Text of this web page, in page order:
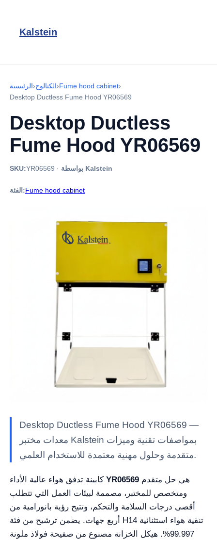
Kalstein
الرئيسية›الكتالوج›Fume hood cabinet›
Desktop Ductless Fume Hood YR06569
Desktop Ductless
Fume Hood YR06569
SKU:YR06569 · بواسطة Kalstein
الفئة:Fume hood cabinet
Desktop Ductless Fume Hood YR06569 —
معدات مختبر Kalstein بمواصفات تقنية وميزات
متقدمة وحلول مهنية معتمدة للاستخدام العلمي.
YR06569
ومتخصص للمختبر، مصممة لبيئات العمل التي تتطلب
أقصى درجات السلامة والتحكم، وتتيح رؤية بانورامية من
أربع جهات. يضمن ترشيح من فئة H14 تنقية هواء استثنائية
99.997%
. هيكل الخزانة مصنوع من صفيحة فولاذ ملونة